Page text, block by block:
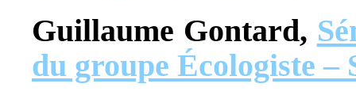
Guillaume Gontard,
du groupe Écologiste